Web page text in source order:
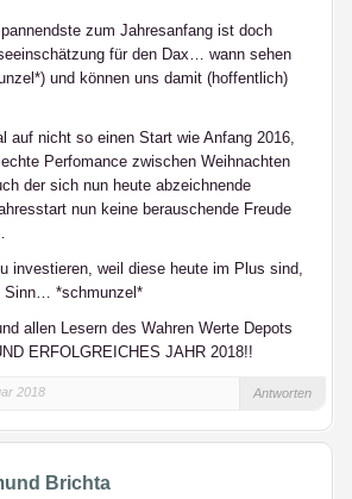
zum Jahresanfang ist doch
für den Dax… wann sehen
und können uns damit (hoffentlich)
auf nicht so einen Start wie Anfang 2016,
Perfomance zwischen Weihnachten
der sich nun heute abzeichnende
nun keine berauschende Freude
investieren, weil diese heute im Plus sind,
Sinn… *schmunzel*
allen Lesern des Wahren Werte Depots
ERFOLGREICHES JAHR 2018!!
2018 Antworten
Brichta